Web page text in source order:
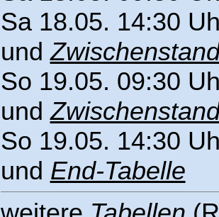
Sa 18.05. 14:30
und
So 19.05. 09:30
und
So 19.05. 14:30
und End-Tabelle